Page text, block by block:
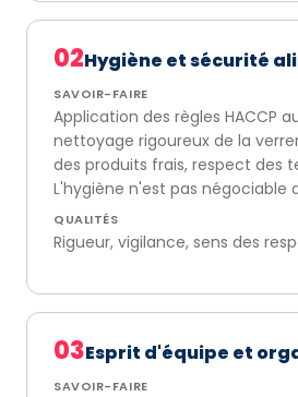
02Hygiène et sécurité
SAVOIR-FAIRE
Application des règles HACCP
nettoyage rigoureux de la
des produits frais, respect des
L'hygiène n'est pas négociable
QUALITÉS
Rigueur, vigilance, sens des
03Esprit d'équipe et
SAVOIR-FAIRE